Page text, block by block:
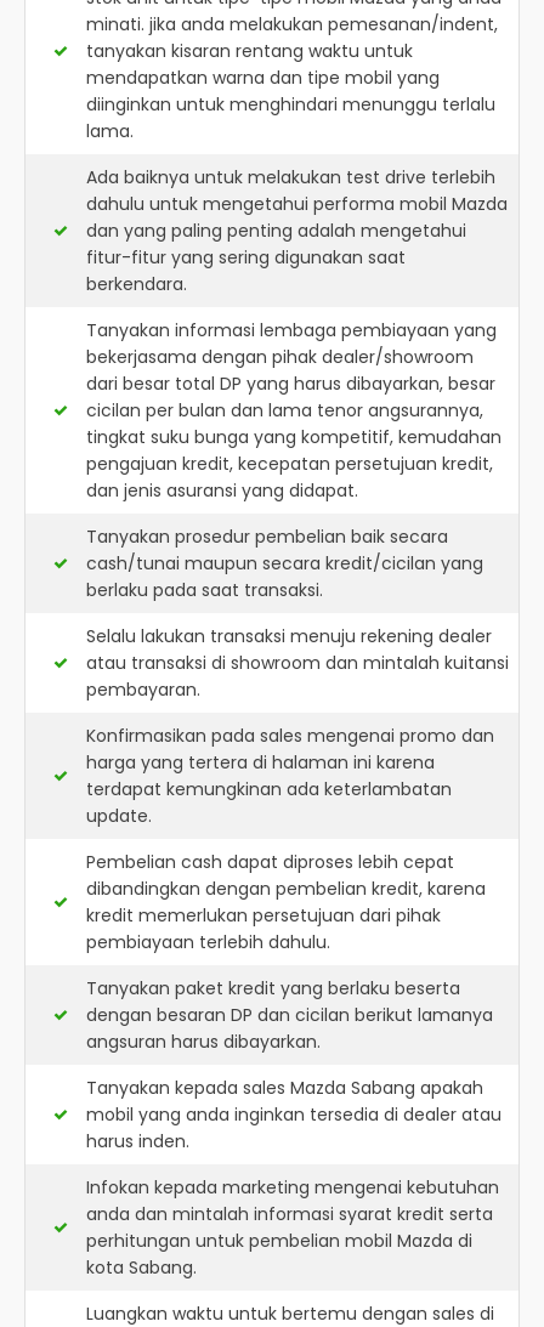
minati. jika anda melakukan pemesanan/indent,
tanyakan kisaran rentang waktu untuk
mendapatkan warna dan tipe mobil yang
diinginkan untuk menghindari menunggu terlalu
lama.
Ada baiknya untuk melakukan test drive terlebih
dahulu untuk mengetahui performa mobil Mazda
dan yang paling penting adalah mengetahui
fitur-fitur yang sering digunakan saat
berkendara.
Tanyakan informasi lembaga pembiayaan yang
bekerjasama dengan pihak dealer/showroom
dari besar total DP yang harus dibayarkan, besar
cicilan per bulan dan lama tenor angsurannya,
tingkat suku bunga yang kompetitif, kemudahan
pengajuan kredit, kecepatan persetujuan kredit,
dan jenis asuransi yang didapat.
Tanyakan prosedur pembelian baik secara
cash/tunai maupun secara kredit/cicilan yang
berlaku pada saat transaksi.
Selalu lakukan transaksi menuju rekening dealer
atau transaksi di showroom dan mintalah kuitansi
pembayaran.
Konfirmasikan pada sales mengenai promo dan
harga yang tertera di halaman ini karena
terdapat kemungkinan ada keterlambatan
update.
Pembelian cash dapat diproses lebih cepat
dibandingkan dengan pembelian kredit, karena
kredit memerlukan persetujuan dari pihak
pembiayaan terlebih dahulu.
Tanyakan paket kredit yang berlaku beserta
dengan besaran DP dan cicilan berikut lamanya
angsuran harus dibayarkan.
Tanyakan kepada sales Mazda Sabang apakah
mobil yang anda inginkan tersedia di dealer atau
harus inden.
Infokan kepada marketing mengenai kebutuhan
anda dan mintalah informasi syarat kredit serta
perhitungan untuk pembelian mobil Mazda di
kota Sabang.
Luangkan waktu untuk bertemu dengan sales di